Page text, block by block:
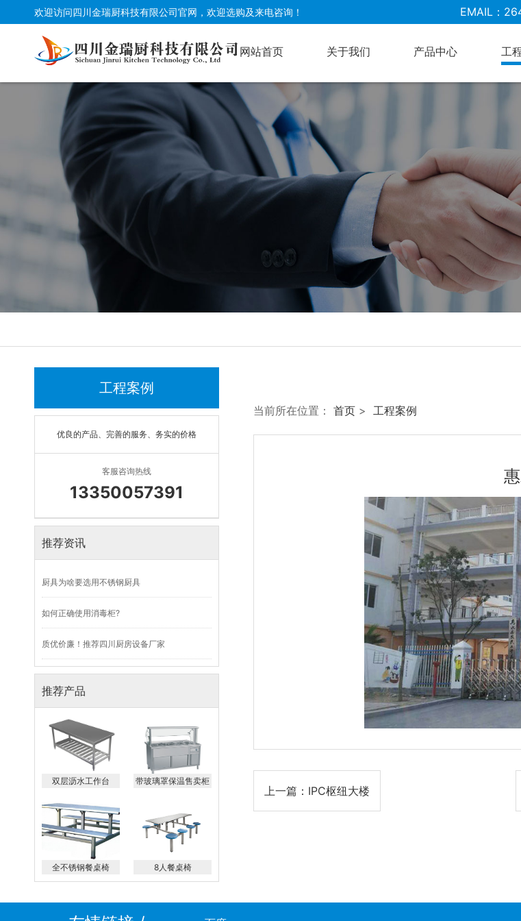
欢迎访问四川金瑞厨科技有限公司官网，欢迎选购及来电咨询！ EMAIL：
网站首页 关于我们 产品中心
冷藏冷冻设备
面点及小吃系列
清洗消毒系列
食品加工机械
西餐炉具系列
工
当前所在位置： 首页 > 工程案例
上一篇：IPC枢纽大楼
工程案例
优良的产品、完善的服务、务实的价格
客服咨询热线
13350057391
推荐资讯
厨具为啥要选用不锈钢厨具
如何正确使用消毒柜?
质优价廉！推荐四川厨房设备厂家
推荐产品
双层沥水工作台 带玻璃罩保温售卖柜
全不锈钢餐桌椅 8人餐桌椅